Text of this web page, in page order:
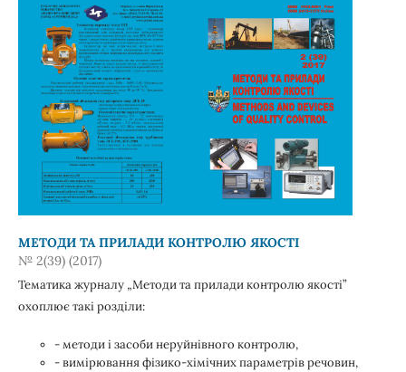
МЕТОДИ ТА ПРИЛАДИ КОНТРОЛЮ ЯКОСТІ
№ 2(39) (2017)
Тематика журналу „Методи та прилади контролю якості”
охоплює такі розділи:
- методи і засоби неруйнівного контролю,
- вимірювання фізико-хімічних параметрів речовин,